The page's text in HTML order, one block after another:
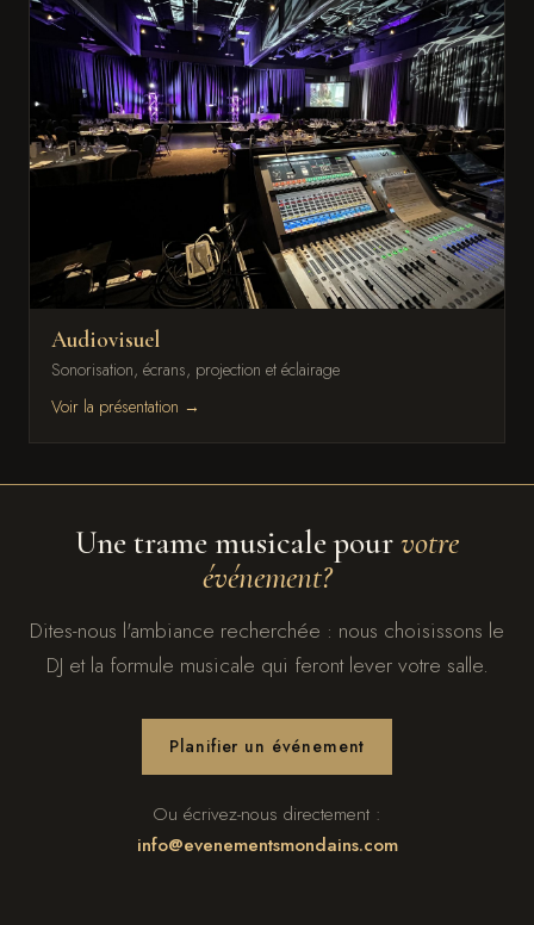
Audiovisuel
Sonorisation, écrans, projection et éclairage
Voir la présentation →
Une trame musicale pourvotre
événement?
Dites-nous l'ambiance recherchée : nous choisissons le
DJ et la formule musicale qui feront lever votre salle.
Planifier un événement
Ou écrivez-nous directement :
info@evenementsmondains.com